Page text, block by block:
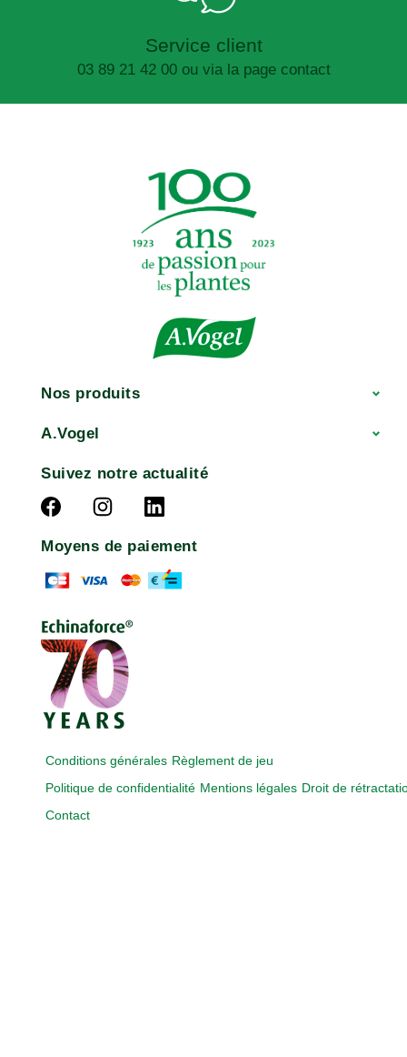
Service client
03 89 21 42 00 ou via la page contact
Nos produits
A.Vogel
Suivez notre actualité
Moyens de paiement
Conditions générales Règlement de jeu
Politique de confidentialité Mentions légales Droit de
Contact